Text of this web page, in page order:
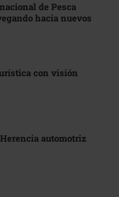
de Pesca
hacia nuevos
con visión
automotriz